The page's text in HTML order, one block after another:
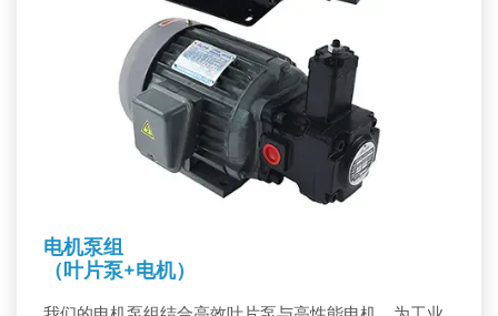
电机泵组
（叶片泵+电机）